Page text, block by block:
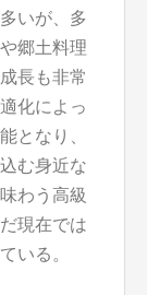
いが、多
郷土料理
長も非常
化によっ
となり、
む身近な
わう高級
現在では
いる。